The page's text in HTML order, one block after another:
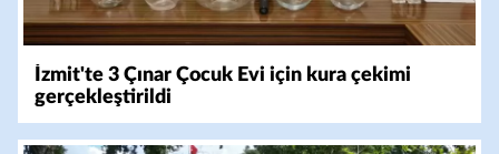
İzmit'te 3 Çınar Çocuk Evi için kura çekimi
gerçekleştirildi